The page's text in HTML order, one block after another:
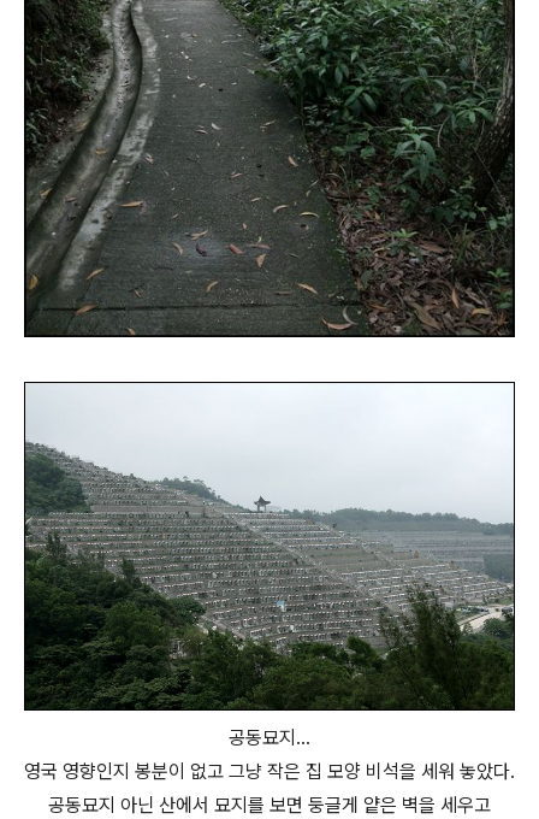
공동묘지...
영국 영향인지 봉분이 없고 그냥 작은 집 모양 비석을 세워 놓았다.
공동묘지 아닌 산에서 묘지를 보면 둥글게 얕은 벽을 세우고